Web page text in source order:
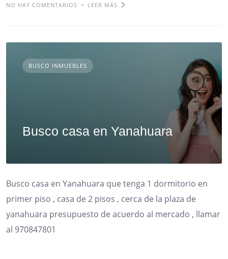
NO HAY COMENTARIOS
LEER MÁS
BUSCO INMUEBLES
Busco casa en Yanahuara
Busco casa en Yanahuara que tenga 1 dormitorio en
primer piso , casa de 2 pisos , cerca de la plaza de
yanahuara presupuesto de acuerdo al mercado , llamar
al 970847801